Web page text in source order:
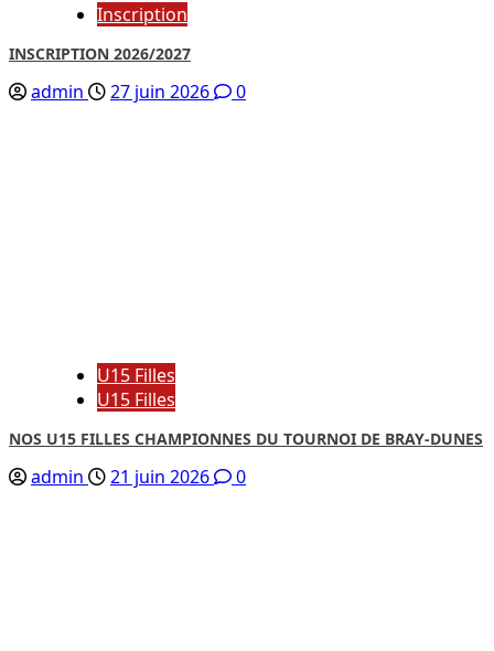
Inscription
INSCRIPTION 2026/2027
admin 27 juin 2026 0
U15 Filles
U15 Filles
NOS U15 FILLES CHAMPIONNES DU TOURNOI DE BRAY-DUNES
admin 21 juin 2026 0